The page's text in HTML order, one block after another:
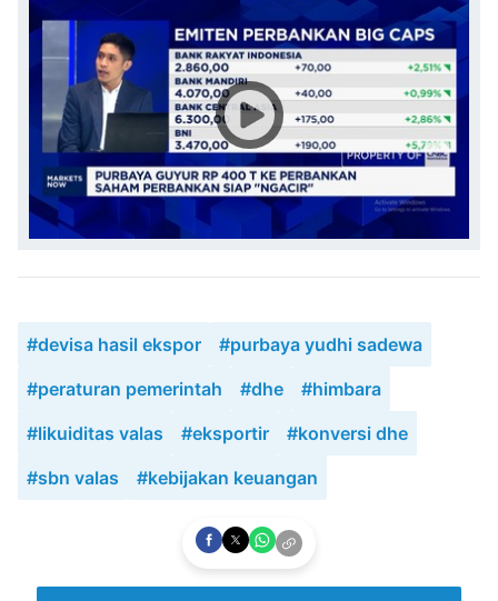
#devisa hasil ekspor
#purbaya yudhi sadewa
#peraturan pemerintah
#dhe
#himbara
#likuiditas valas
#eksportir
#konversi dhe
#sbn valas
#kebijakan keuangan